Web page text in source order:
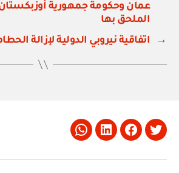
عمان وحكومة جمهورية أوزبكستان
الملحق بها
→
اتفاقية نيروبي الدولية لإزالة الحطام
Twitter
Facebook
LinkedIn
Whatsapp